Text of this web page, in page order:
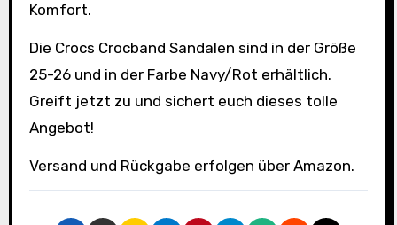
Komfort.
Die Crocs Crocband Sandalen sind in der Größe
25-26 und in der Farbe Navy/Rot erhältlich.
Greift jetzt zu und sichert euch dieses tolle
Angebot!
Versand und Rückgabe erfolgen über Amazon.